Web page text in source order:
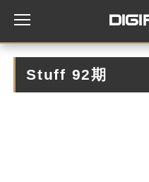
Stuff 92期